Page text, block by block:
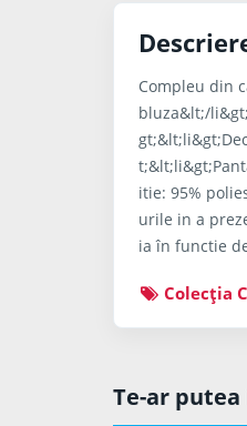
Compleu din
bluza&lt;/
itie: 95%
urile in a
ia în functie
Colecţia
Te-ar